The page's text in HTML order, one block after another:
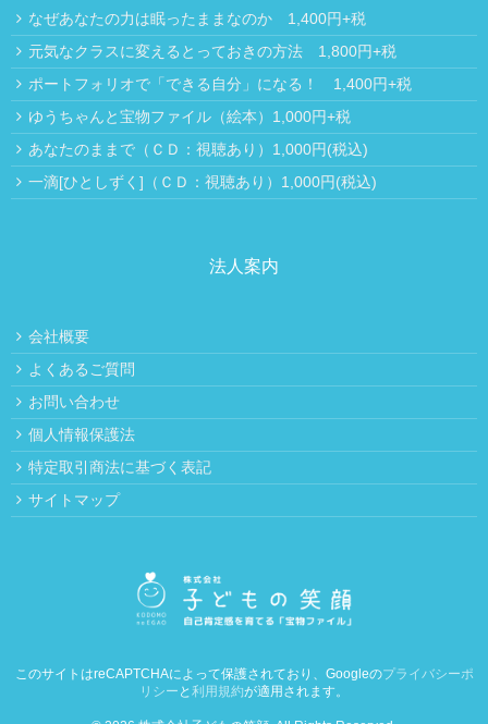
なぜあなたの力は眠ったままなのか 1,400円+税
元気なクラスに変えるとっておきの方法 1,800円+税
ポートフォリオで「できる自分」になる！ 1,400円+税
ゆうちゃんと宝物ファイル（絵本）1,000円+税
あなたのままで（ＣＤ：視聴あり）1,000円(税込)
一滴[ひとしずく]（ＣＤ：視聴あり）1,000円(税込)
法人案内
会社概要
よくあるご質問
お問い合わせ
個人情報保護法
特定取引商法に基づく表記
サイトマップ
このサイトはreCAPTCHAによって保護されており、Googleのプライバシーポ
リシー と 利用規約が適用されます。